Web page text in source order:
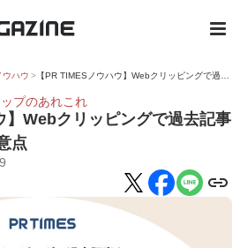
ウハウ
プのあれこれ
】Webクリッピングで過去記事
点